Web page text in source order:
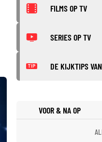
FILMS OP TV
SERIES OP TV
TIP DE KIJKTIPS
VOOR & NA OP